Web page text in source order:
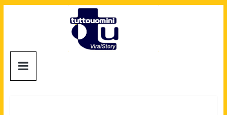
Tuttouomini